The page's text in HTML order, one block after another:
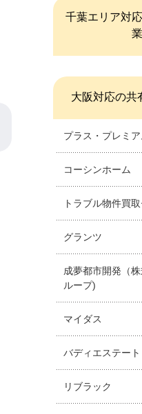
千葉エリア対
大阪対応の共
プラス・プレミア
コーシンホーム
トラブル物件買
グランツ
成夢都市開発（
ループ)
マイダス
バディエステート
リブラック